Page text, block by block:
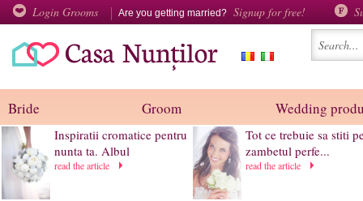
Login Grooms Are you getting married? Signup for free!
Bride Groom Wedding
Inspiratii cromatice pentru
nunta ta. Albul
read the article
Tot ce trebuie sa stiti
zambetul perfe...
read the article